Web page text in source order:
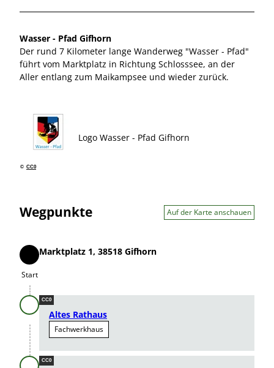
Wasser - Pfad Gifhorn
Der rund 7 Kilometer lange Wanderweg "Wasser - Pfad"
führt vom Marktplatz in Richtung Schlosssee, an der
Aller entlang zum Maikampsee und wieder zurück.
© CC0
Logo Wasser - Pfad Gifhorn
Wegpunkte Auf der Karte anschauen
Start
Start
Marktplatz 1, 38518 Gifhorn
CC0
Altes Rathaus
Fachwerkhaus
CC0